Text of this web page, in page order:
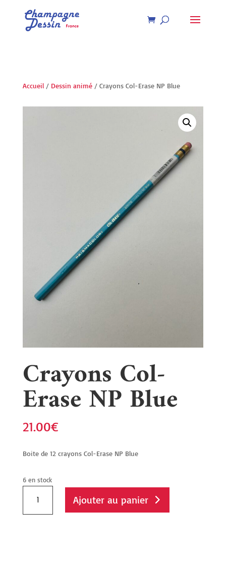
Accueil/ Dessin animé/ Crayons Col-Erase NP Blue
Crayons Col-
Erase NP Blue
21.00€
Boite de 12 crayons Col-Erase NP Blue
6 en stock
Crayons
Ajouter au panier